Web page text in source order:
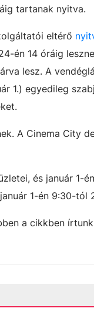
tartanak nyitva.
eltérő
én 14 óráig
lesz. A
1.) egyedileg
A Cinema City
és január 1-
1-én 9:30-tól
a cikkben